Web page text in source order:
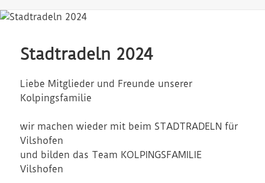
Stadtradeln 2024
Liebe Mitglieder und Freunde unserer
Kolpingsfamilie
wir machen wieder mit beim STADTRADELN für
Vilshofen
und bilden das Team KOLPINGSFAMILIE
Vilshofen